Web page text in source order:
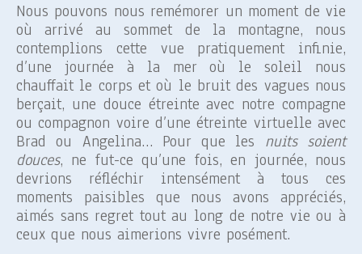
Nous pouvons nous remémorer un moment de vie
où arrivé au sommet de la montagne, nous
contemplions cette vue pratiquement infinie,
d’une journée à la mer où le soleil nous
chauffait le corps et où le bruit des vagues nous
berçait, une douce étreinte avec notre compagne
ou compagnon voire d’une étreinte virtuelle avec
Brad ou Angelina… Pour que les nuits soient
douces, ne fut-ce qu’une fois, en journée, nous
devrions réfléchir intensément à tous ces
moments paisibles que nous avons appréciés,
aimés sans regret tout au long de notre vie ou à
ceux que nous aimerions vivre posément.